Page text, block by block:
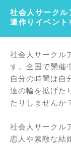
社会人サークル
達作りイベント
社会人サークル
す。全国で開催
自分の時間は自
達の輪を拡げた
たりしませんか
社会人サークル
恋人や素敵な結